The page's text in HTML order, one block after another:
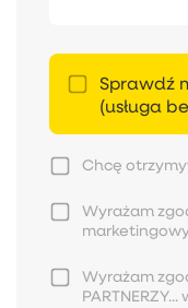
Sprawdź
(usługa
Chcę
Wyrażam
Wyrażam
PARTNERZY...